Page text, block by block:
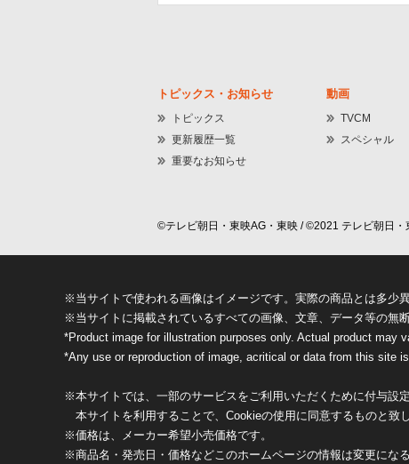
トピックス・お知らせ
トピックス
更新履歴一覧
重要なお知らせ
動画
TVCM
スペシャル
©テレビ朝日・東映AG・東映 / ©2021 テレビ朝日
※当サイトで使われる画像はイメージです。実際の商品とは多少
※当サイトに掲載されているすべての画像、文章、データ等の無
*Product image for illustration purposes only. Actual product may
*Any use or reproduction of image, acritical or data from this site is
※本サイトでは、一部のサービスをご利用いただくために付与設
本サイトを利用することで、Cookieの使用に同意するものと致
※価格は、メーカー希望小売価格です。
※商品名・発売日・価格などこのホームページの情報は変更にな